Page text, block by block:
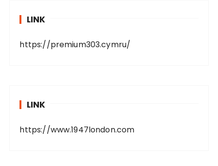
LINK
https://premium303.cymru/
LINK
https://www.1947london.com